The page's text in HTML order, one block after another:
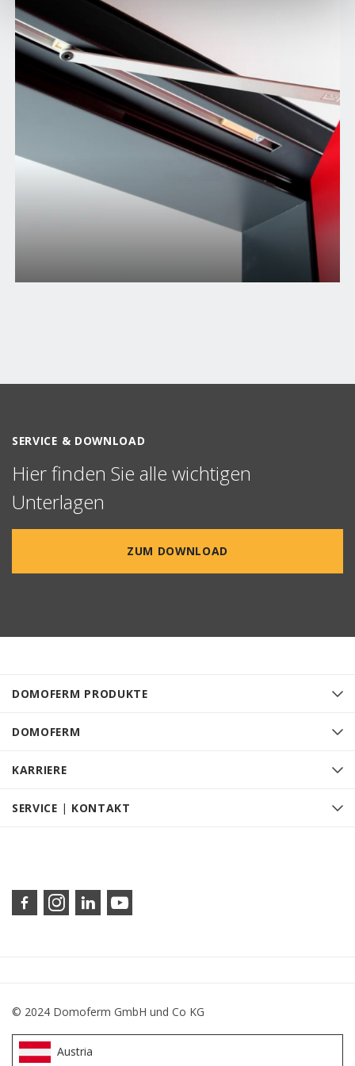
DOMOFERM PRODUKTE
DOMOFERM
KARRIERE
SERVICE | KONTAKT
SERVICE & DOWNLOAD
Hier finden Sie alle wichtigen
Unterlagen
ZUM DOWNLOAD
© 2024 Domoferm GmbH und Co KG
Austria